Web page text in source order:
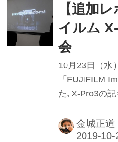
【追加
イルム
会
10月23日（水
「FUJIFILM
た､X-Pro3の
金城正道